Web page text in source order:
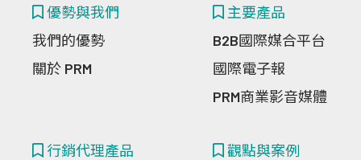
優勢與我們
我們的優勢
關於 PRM
主要產品
B2B國際媒合平台
國際電子報
PRM商業影音媒體
行銷代理產品
觀點與案例